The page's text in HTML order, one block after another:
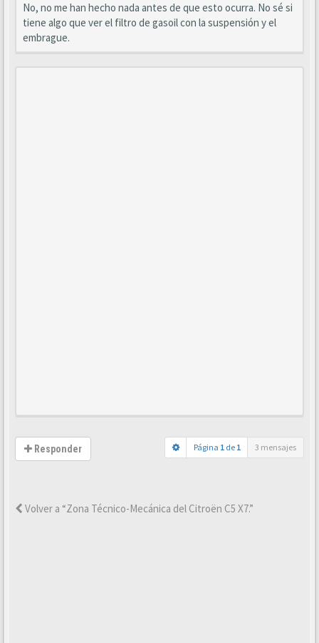
No, no me han hecho nada antes de que esto ocurra. No sé si
tiene algo que ver el filtro de gasoil con la suspensión y el
embrague.
Responder Página 1 de 1 3 mensajes
Volver a “Zona Técnico-Mecánica del Citroën C5 X7.”